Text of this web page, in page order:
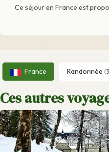
Ce séjour en France est
France Randonnée
Ces autres